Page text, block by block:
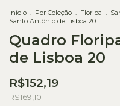
Início . Por Coleção . Floripa .
Santo Antônio de Lisboa 20
Quadro
de Lisboa 20
R$152,19
R$169,10